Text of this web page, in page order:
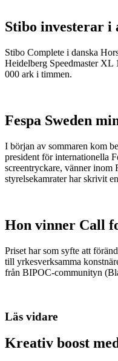
Stibo investerar i
Stibo Complete i danska
Heidelberg Speedmaster XL
000 ark i timmen.
Fespa Sweden
I början av sommaren kom
president för internationella
screentryckare, vänner inom
styrelsekamrater har skrivit
Hon vinner Call
Priset har som syfte att
till yrkesverksamma
från BIPOC-communityn
Läs vidare
Kreativ boost